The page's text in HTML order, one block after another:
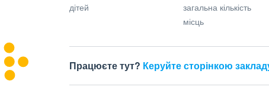
дітей
загальна кількість
місць
Працюєте тут? Керуйте сторінкою